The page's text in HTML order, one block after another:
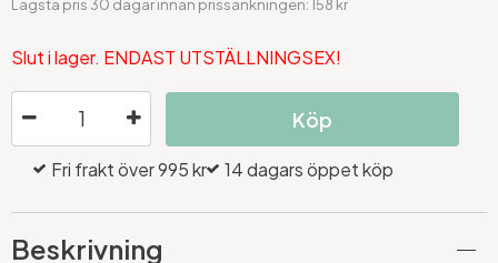
Lägsta pris 30 dagar innan prissänkningen: 158 kr
Slut i lager. ENDAST UTSTÄLLNINGSEX!
Köp
Fri frakt över 995 kr 14 dagars öppet köp
Beskrivning